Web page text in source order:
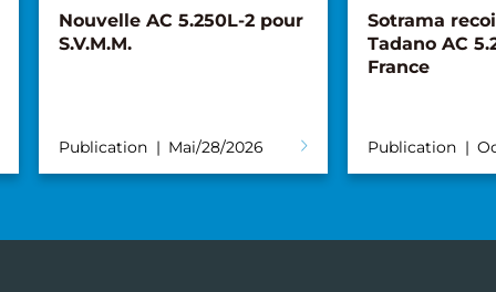
Nouvelle AC 5.250L-2 pour
S.V.M.M.
Publication Mai/28/2026
Sotrama
Tadano AC
France
Publication